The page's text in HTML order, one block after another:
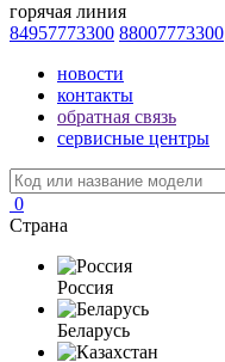
горячая линия
84957773300 88007773300
новости
контакты
обратная связь
сервисные центры
0
Страна
Россия
Беларусь